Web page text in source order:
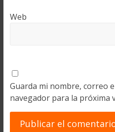
Web
Guarda mi nombre, correo
navegador para la próxima